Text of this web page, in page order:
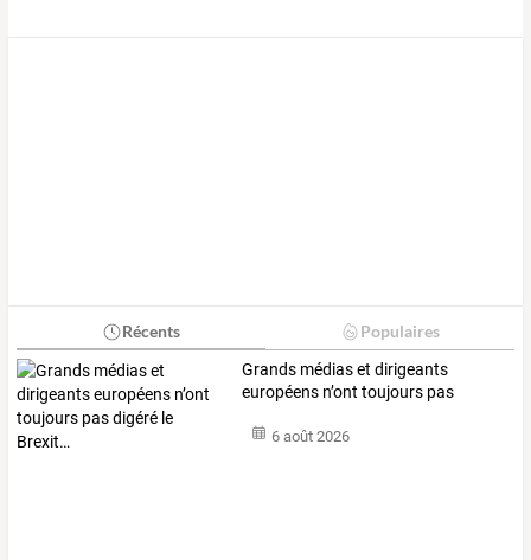
Récents Populaires
Grands médiaset dirigeants
européens n’ont toujours pas
6 août 2026